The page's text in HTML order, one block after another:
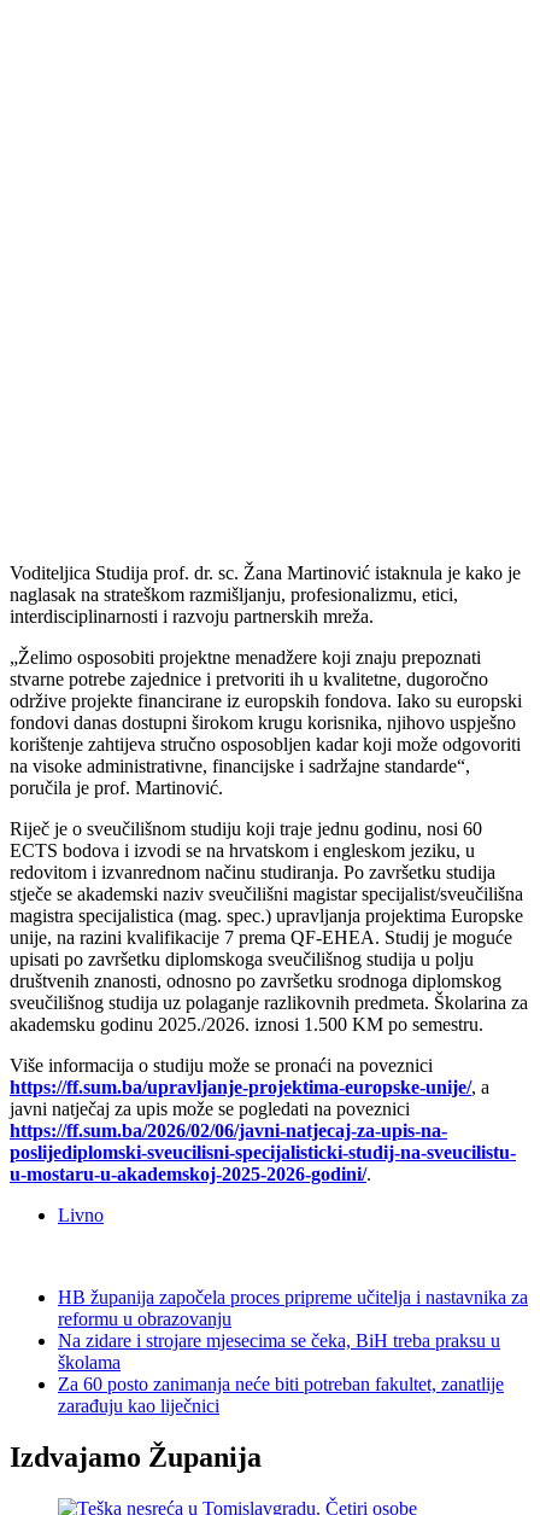
Voditeljica Studija prof. dr. sc. Žana Martinović istaknula je kako je
naglasak na strateškom razmišljanju, profesionalizmu, etici,
interdisciplinarnosti i razvoju partnerskih mreža.
„Želimo osposobiti projektne menadžere koji znaju prepoznati
stvarne potrebe zajednice i pretvoriti ih u kvalitetne, dugoročno
održive projekte financirane iz europskih fondova. Iako su europski
fondovi danas dostupni širokom krugu korisnika, njihovo uspješno
korištenje zahtijeva stručno osposobljen kadar koji može odgovoriti
na visoke administrativne, financijske i sadržajne standarde“,
poručila je prof. Martinović.
Riječ je o sveučilišnom studiju koji traje jednu godinu, nosi 60
ECTS bodova i izvodi se na hrvatskom i engleskom jeziku, u
redovitom i izvanrednom načinu studiranja. Po završetku studija
stječe se akademski naziv sveučilišni magistar specijalist/sveučilišna
magistra specijalistica (mag. spec.) upravljanja projektima Europske
unije, na razini kvalifikacije 7 prema QF-EHEA. Studij je moguće
upisati po završetku diplomskoga sveučilišnog studija u polju
društvenih znanosti, odnosno po završetku srodnoga diplomskog
sveučilišnog studija uz polaganje razlikovnih predmeta. Školarina za
akademsku godinu 2025./2026. iznosi 1.500 KM po semestru.
Više informacija o studiju može se pronaći na poveznici
https://ff.sum.ba/upravljanje-projektima-europske-unije/, a
javni natječaj za upis može se pogledati na poveznici
https://ff.sum.ba/2026/02/06/javni-natjecaj-za-upis-na-
poslijediplomski-sveucilisni-specijalisticki-studij-na-sveucilistu-
u-mostaru-u-akademskoj-2025-2026-godini/.
Livno
HB županija započela proces pripreme učitelja i nastavnika za
reformu u obrazovanju
Na zidare i strojare mjesecima se čeka, BiH treba praksu u
školama
Za 60 posto zanimanja neće biti potreban fakultet, zanatlije
zarađuju kao liječnici
Izdvajamo Županija